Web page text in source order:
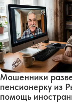
Мошенники
пенсионерку из
помощь